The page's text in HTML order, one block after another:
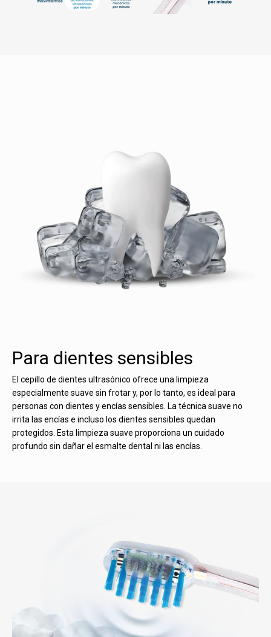
Para dientes sensibles
El cepillo de dientes ultrasónico ofrece una limpieza
especialmente suave sin frotar y, por lo tanto, es ideal para
personas con dientes y encías sensibles. La técnica suave no
irrita las encías e incluso los dientes sensibles quedan
protegidos. Esta limpieza suave proporciona un cuidado
profundo sin dañar el esmalte dental ni las encías.